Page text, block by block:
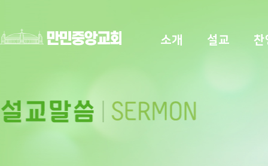
소개 설교 찬